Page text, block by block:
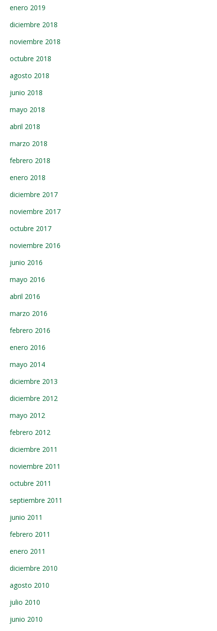
enero 2019
diciembre 2018
noviembre 2018
octubre 2018
agosto 2018
junio 2018
mayo 2018
abril 2018
marzo 2018
febrero 2018
enero 2018
diciembre 2017
noviembre 2017
octubre 2017
noviembre 2016
junio 2016
mayo 2016
abril 2016
marzo 2016
febrero 2016
enero 2016
mayo 2014
diciembre 2013
diciembre 2012
mayo 2012
febrero 2012
diciembre 2011
noviembre 2011
octubre 2011
septiembre 2011
junio 2011
febrero 2011
enero 2011
diciembre 2010
agosto 2010
julio 2010
junio 2010